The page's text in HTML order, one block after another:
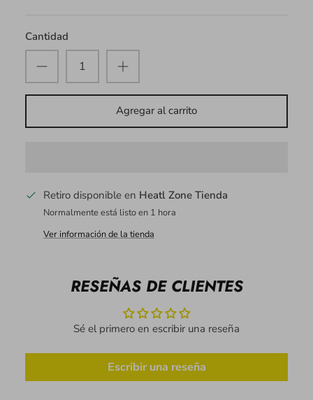
Cantidad
Agregar al carrito
Retiro disponible en Heatl Zone Tienda
Normalmente está listo en 1 hora
Ver información de la tienda
RESEÑAS DE CLIENTES
Sé el primero en escribir una reseña
Escribir una reseña